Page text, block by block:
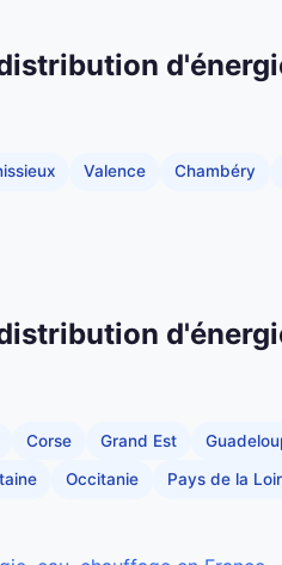
Valence Chambéry
Corse Grand Est
Occitanie Pays de la